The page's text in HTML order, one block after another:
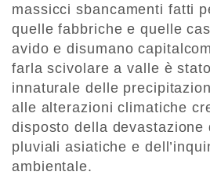
massicci sbancamenti fatti
quelle fabbriche e quelle
avido e disumano
farla scivolare a valle è
innaturale delle
alle alterazioni climatiche
disposto della devastazione
pluviali asiatiche e
ambientale.